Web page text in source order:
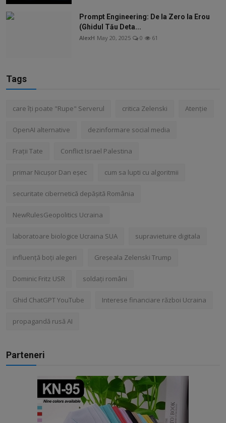
Prompt Engineering: De la Zero la Erou
(Ghidul Tău Deta...
AlexH May 20, 2025 0 61
Tags
care îți poate "Rupe" Serverul critica Zelenski Atenție
OpenAI alternative dezinformare social media
Frații Tate Conflict Israel Palestina
primar Nicușor Dan eșec cum sa lupti cu algoritmii
securitate cibernetică depășită România
NewRulesGeopolitics Ucraina
laboratoare biologice Ucraina SUA supravietuire digitala
influență boți alegeri Greșeala Zelenski Trump
Dominic Fritz USR soldați români
Ghid ChatGPT YouTube Interese financiare război Ucraina
propagandă rusă AI
Parteneri